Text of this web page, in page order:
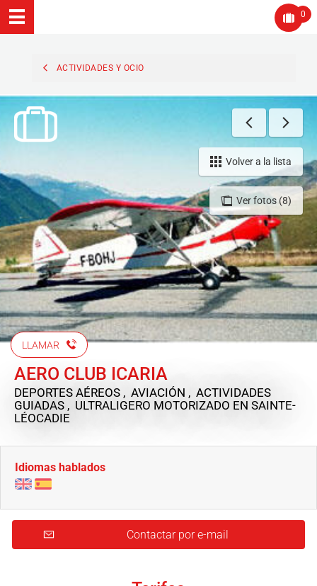
0
ACTIVIDADES Y OCIO
Ver fotos (8)
Volver a la lista
LLAMAR
AERO CLUB ICARIA
DEPORTES AÉREOS , AVIACIÓN , ACTIVIDADES
GUIADAS , ULTRALIGERO MOTORIZADO EN SAINTE-
LÉOCADIE
Idiomas hablados
Contactar por e-mail